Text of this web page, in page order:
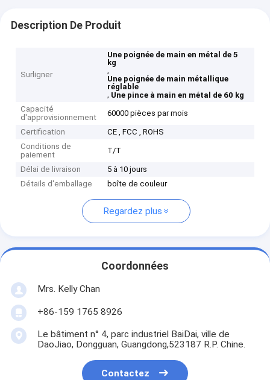
Description De Produit
Surligner
Une poignée de main en métal de 5
kg
,
Une poignée de main métallique
réglable
, Une pince à main en métal de 60 kg
Capacité
d'approvisionnement
60000 pièces par mois
Certification
CE , FCC , ROHS
Conditions de
paiement
T/T
Délai de livraison
5 à 10 jours
Détails d'emballage
boîte de couleur
Regardez plus
Coordonnées
Mrs. Kelly Chan
+86-159 1765 8926
Le bâtiment n° 4, parc industriel BaiDai, ville de
DaoJiao, Dongguan, Guangdong,523187 R.P. Chine.
Contactez